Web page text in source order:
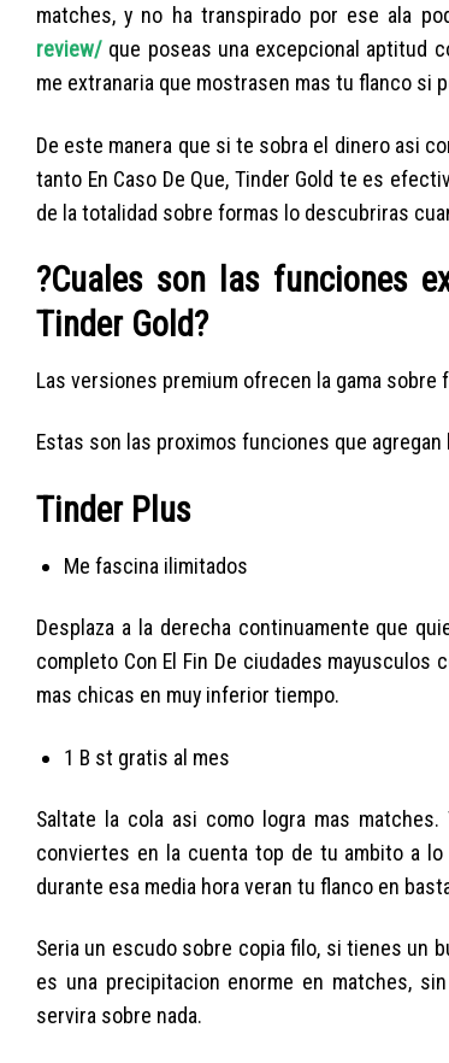
matches, y no ha transpirado por ese ala
review/ que poseas una excepcional aptitud
me extranaria que mostrasen mas tu flanco si
De este manera que si te sobra el dinero asi­
tanto En Caso De Que, Tinder Gold te es
de la totalidad sobre formas lo descubriras
?Cuales son las funciones
Tinder Gold?
Las versiones premium ofrecen la gama
Estas son las proximos funciones que
Tinder Plus
Me fascina ilimitados
Desplaza a la derecha continuamente que
completo Con El Fin De ciudades
mas chicas en muy inferior tiempo.
1 B st gratis al mes
Saltate la cola asi­ como logra mas
conviertes en la cuenta top de tu ambito a
durante esa media hora veran tu flanco en
Seri­a un escudo sobre copia filo, si tienes un
es una precipitacion enorme en matches,
servira sobre nada.